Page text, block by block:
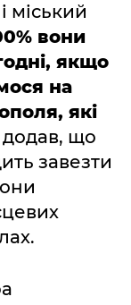
міський
вони
якщо
на
які
додав, що
завезти